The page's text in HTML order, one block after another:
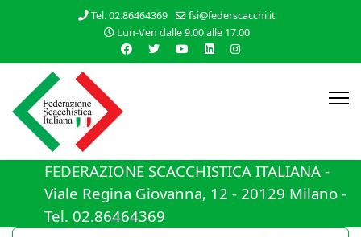
Tel. 02.86464369
fsi@federscacchi.it
Lun-Ven dalle 9.00 alle 17.00
FEDERAZIONE SCACCHISTICA ITALIANA -
Viale Regina Giovanna, 12 - 20129 Milano -
Tel. 02.86464369